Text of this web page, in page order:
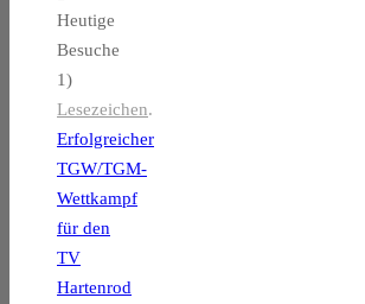
Heutige
Besuche
1)
Lesezeichen.
Erfolgreicher
TGW/TGM-
Wettkampf
für den
TV
Hartenrod